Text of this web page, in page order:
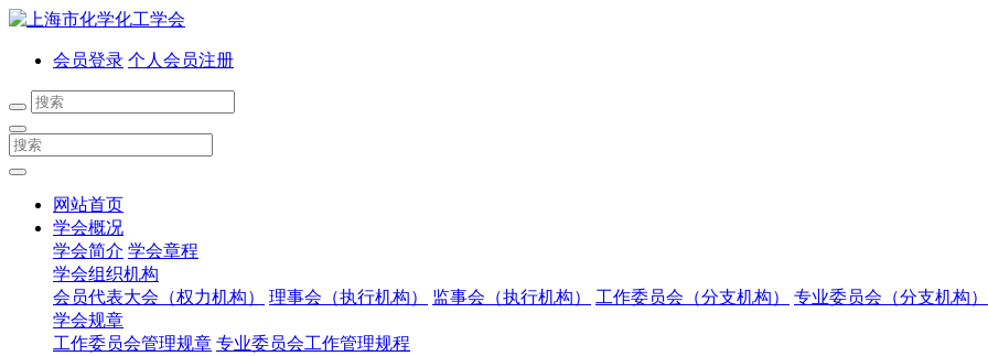
会员登录 个人会员注册
网站首页
学会概况
学会简介 学会章程
学会组织机构
会员代表大会（权力机构）
理事会（执行机构） 监事会（执行机构） 工作委员会（分支机构）
专业委员会（分支机构）
学会规章
工作委员会管理规章 专业委员会工作管理规程